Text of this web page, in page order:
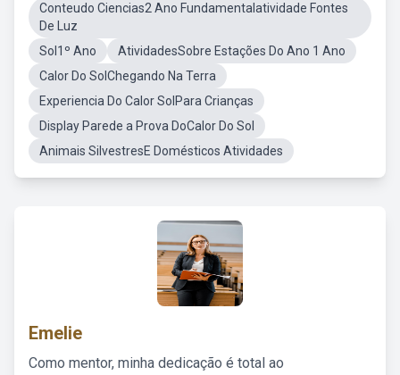
Conteudo Ciencias2 Ano Fundamentalatividade Fontes
De Luz
Sol1º Ano
AtividadesSobre Estações Do Ano 1 Ano
Calor Do SolChegando Na Terra
Experiencia Do Calor SolPara Crianças
Display Parede a Prova DoCalor Do Sol
Animais SilvestresE Domésticos Atividades
Emelie
Como mentor, minha dedicação é total ao